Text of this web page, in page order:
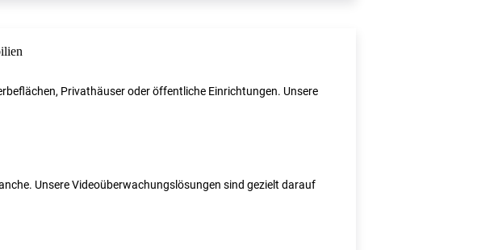
Privathäuser oder öffentliche Einrichtungen. Unsere
Unsere Videoüberwachungslösungen sind gezielt darauf